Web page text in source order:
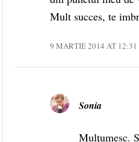
Mult succes, te
9 MARTIE 2014 AT 12:31
Sonia
Mulțumesc.